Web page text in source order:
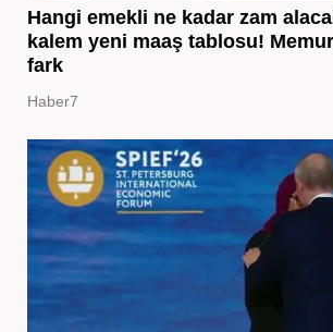
Hangi emekli ne kadar zam
kalem yeni maaş tablosu!
fark
Haber7